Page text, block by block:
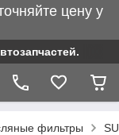
цену у
фильтры